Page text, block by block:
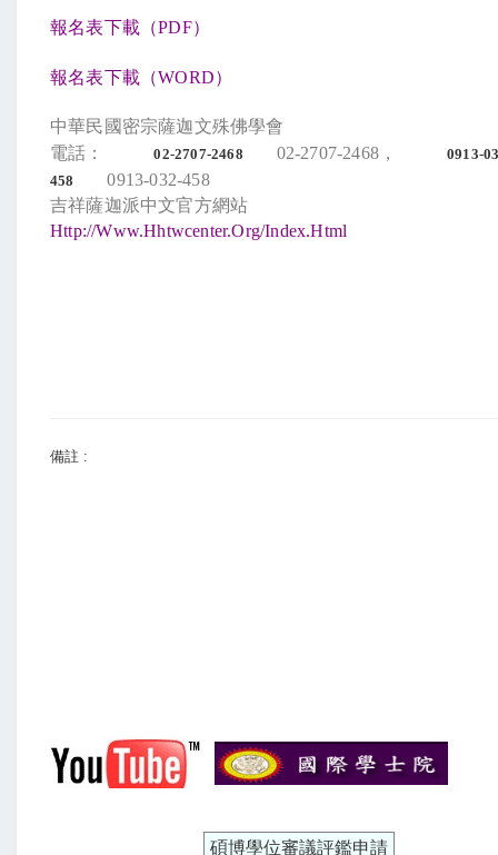
報名表下載（PDF）
報名表下載（WORD）
中華民國密宗薩迦文殊佛學會
電話：
02-2707-2468 02-2707-2468 ，
0913-
458
0913-032-458
吉祥薩迦派中文官方網站
Http://www.hhtwcenter.org/index.html
備註 :
碩博學位審議評鑑申請